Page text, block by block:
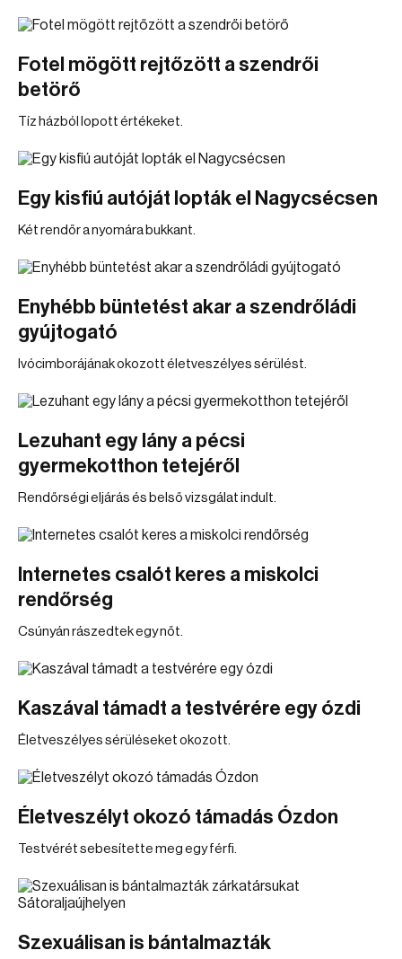
Fotel mögött rejtőzött a szendrői
betörő
Tíz házból lopott értékeket.
Egy kisfiú autóját lopták el Nagycsécsen
Két rendőr a nyomára bukkant.
Enyhébb büntetést akar a szendrőládi
gyújtogató
Ivócimborájának okozott életveszélyes sérülést.
Lezuhant egy lány a pécsi
gyermekotthon tetejéről
Rendőrségi eljárás és belső vizsgálat indult.
Internetes csalót keres a miskolci
rendőrség
Csúnyán rászedtek egy nőt.
Kaszával támadt a testvérére egy ózdi
Életveszélyes sérüléseket okozott.
Életveszélyt okozó támadás Ózdon
Testvérét sebesítette meg egy férfi.
Szexuálisan is bántalmazták